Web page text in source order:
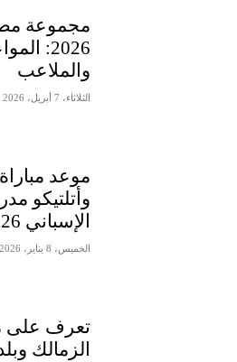
مجموعة
2026:
والملاعب
الثلاثاء، 7 أبريل، 2026
موعد
وأتلتيكو
الإسباني 2026 والقنوات الناقلة
الخميس، 8 يناير، 2026
تعرف على
الزمالك